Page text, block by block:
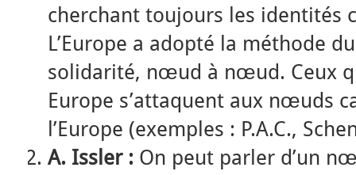
cherchant toujours les identités
L’Europe a adopté la méthode
solidarité, nœud à nœud. Ceux
Europe s’attaquent aux nœuds
l’Europe (exemples : P.A.C.,
A. Issler : On peut parler d’un